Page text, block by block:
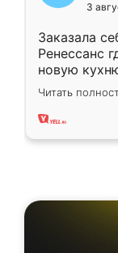
3
Заказала
Ренессанс
новую
вполне
два года,
Читать